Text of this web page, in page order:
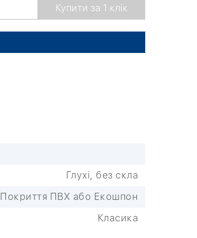
Глухі, без скла
Покриття ПВХ або Екошпон
Класика